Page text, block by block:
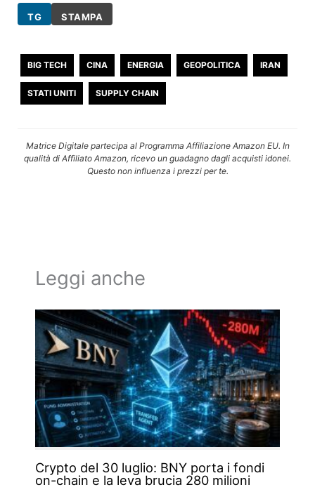
TG STAMPA
BIG TECH CINA ENERGIA GEOPOLITICA IRAN
STATI UNITI SUPPLY CHAIN
Matrice Digitale partecipa al Programma Affiliazione Amazon EU. In
qualità di Affiliato Amazon, ricevo un guadagno dagli acquisti idonei.
Questo non influenza i prezzi per te.
Leggi anche
Crypto del 30 luglio: BNY porta i fondi
on-chain e la leva brucia 280 milioni